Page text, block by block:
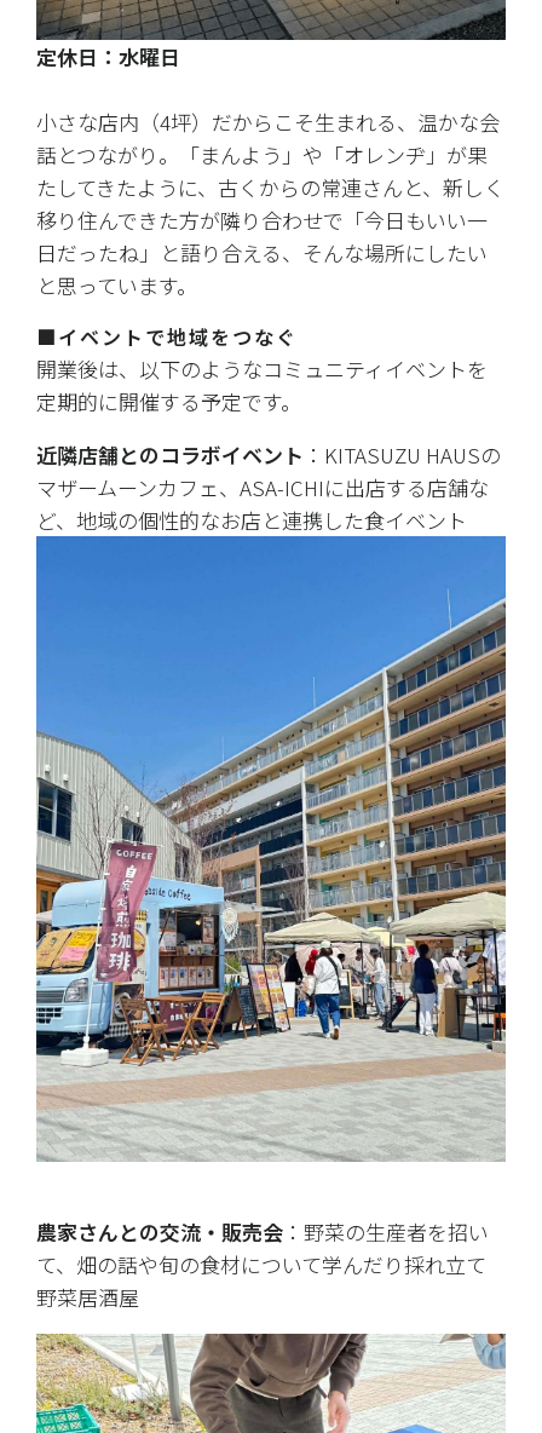
定休日：水曜日
小さな店内（4坪）だからこそ生まれる、温かな会
話とつながり。「まんよう」や「オレンヂ」が果
たしてきたように、古くからの常連さんと、新しく
移り住んできた方が隣り合わせで「今日もいい一
日だったね」と語り合える、そんな場所にしたい
と思っています。
■イベントで地域をつなぐ
開業後は、以下のようなコミュニティイベントを
定期的に開催する予定です。
近隣店舗とのコラボイベント ：KITASUZU HAUSの
マザームーンカフェ、ASA-ICHIに出店する店舗な
ど、地域の個性的なお店と連携した食イベント
農家さんとの交流・販売会 ：野菜の生産者を招い
て、畑の話や旬の食材について学んだり採れ立て
野菜居酒屋